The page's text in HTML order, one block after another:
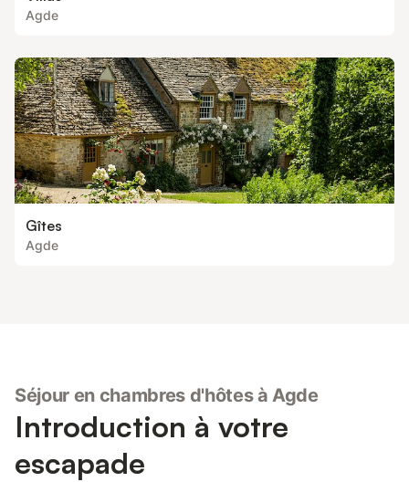
Agde
Gîtes
Agde
Séjour en chambres d'hôtes à Agde
Introduction à votre
escapade